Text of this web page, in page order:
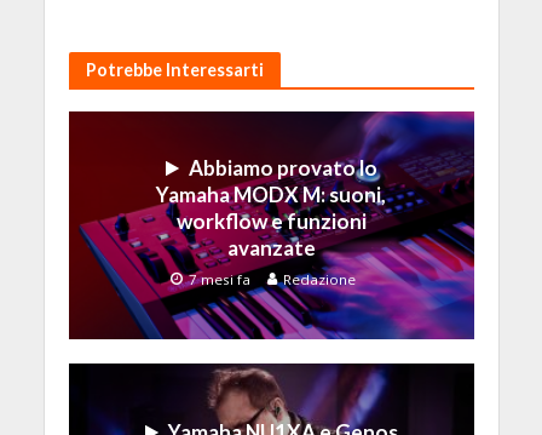
Potrebbe Interessarti
Abbiamo provato lo
Yamaha MODX M: suoni,
workflow e funzioni
avanzate
7 mesi fa Redazione